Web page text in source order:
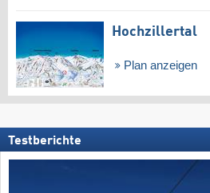
Hochzillertal
Plan anzeigen
Testberichte